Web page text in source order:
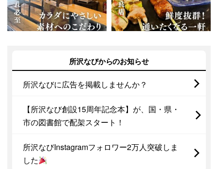
所沢なびからのお知らせ
所沢なびに広告を掲載しませんか？
【所沢なび創設15周年記念本】が、国・県・
市の図書館で配架スタート！
所沢なびInstagramフォロワー2万人突破しま
した